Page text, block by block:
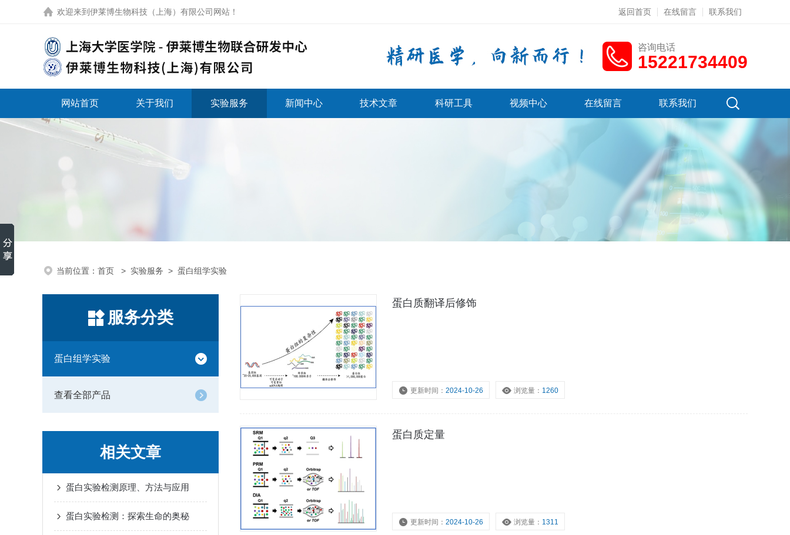
欢迎来到 伊莱博生物科技（上海）有限公司网站 ！ 返回首页 在线留言 联系我们
咨询电话
15221734409
网站首页 关于我们 实验服务 新闻中心 技术文章 科研工具 视频中心 在线留言 联系我们
当前位置： 首页 > 实验服务 > 蛋白组学实验
服务分类
蛋白组学实验
查看全部产品
相关文章
蛋白实验检测原理、方法与应用
蛋白实验检测：探索生命的奥秘
蛋白质翻译后修饰
更新时间：2024-10-26 浏览量： 1260
蛋白质定量
更新时间：2024-10-26 浏览量： 1311